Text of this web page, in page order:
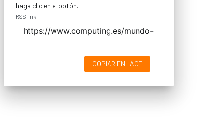
haga clic en el botón.
RSS link
COPIAR ENLACE